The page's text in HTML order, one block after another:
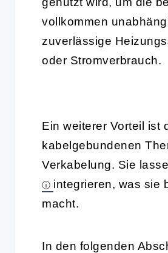
vollkommen
zuverlässige
oder Stromverbrauch.
Ein weiterer Vorteil ist
kabelgebundenen
Verkabelung. Sie
integrieren, was sie
macht.
In den folgenden